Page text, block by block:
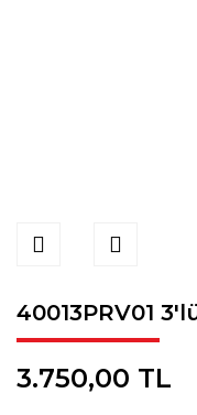
40013PRV01
3.750,00 TL